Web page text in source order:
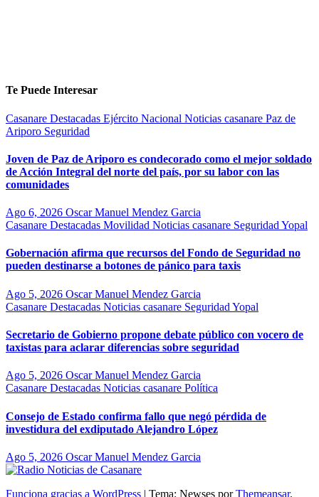
Te Puede Interesar
Casanare Destacadas Ejército Nacional Noticias casanare Paz de
Ariporo Seguridad
Joven de Paz de Ariporo es condecorado como el mejor soldado
de Acción Integral del norte del país, por su labor con las
comunidades
Ago 6, 2026 Oscar Manuel Mendez Garcia
Casanare Destacadas Movilidad Noticias casanare Seguridad Yopal
Gobernación afirma que recursos del Fondo de Seguridad no
pueden destinarse a botones de pánico para taxis
Ago 5, 2026 Oscar Manuel Mendez Garcia
Casanare Destacadas Noticias casanare Seguridad Yopal
Secretario de Gobierno propone debate público con vocero de
taxistas para aclarar diferencias sobre seguridad
Ago 5, 2026 Oscar Manuel Mendez Garcia
Casanare Destacadas Noticias casanare Política
Consejo de Estado confirma fallo que negó pérdida de
investidura del exdiputado Alejandro López
Ago 5, 2026 Oscar Manuel Mendez Garcia
Funciona gracias a WordPress | Tema: Newses porThemeansar.